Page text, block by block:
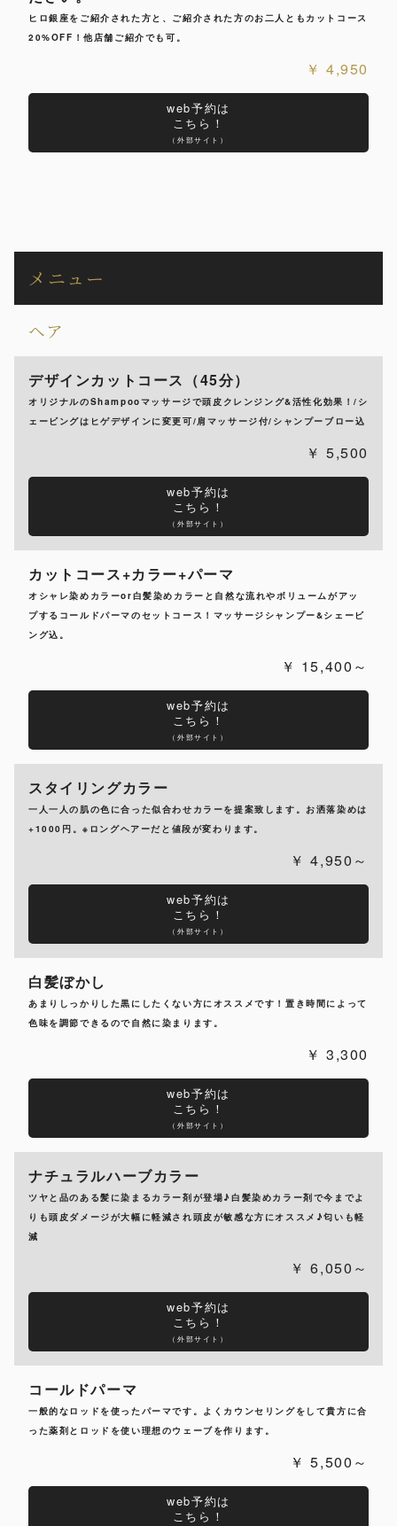
ヒロ銀座をご紹介された方と、ご紹介された方のお二人ともカットコース
20%OFF！他店舗ご紹介でも可。
4,950
web予約は
こちら！
（外部サイト）
メニュー
ヘア
デザインカットコース（45分）
オリジナルのShampooマッサージで頭皮クレンジング&活性化効果！/シ
ェービングはヒゲデザインに変更可/肩マッサージ付/シャンプーブロー込
5,500
web予約は
こちら！
（外部サイト）
カットコース+カラー+パーマ
オシャレ染めカラーor白髪染めカラーと自然な流れやボリュームがアッ
プするコールドパーマのセットコース！マッサージシャンプー&シェービ
ング込。
15,400～
web予約は
こちら！
（外部サイト）
スタイリングカラー
一人一人の肌の色に合った似合わせカラーを提案致します。お洒落染めは
+1000円。※ロングヘアーだと値段が変わります。
4,950～
web予約は
こちら！
（外部サイト）
白髪ぼかし
あまりしっかりした黒にしたくない方にオススメです！置き時間によって
色味を調節できるので自然に染まります。
3,300
web予約は
こちら！
（外部サイト）
ナチュラルハーブカラー
ツヤと品のある髪に染まるカラー剤が登場♪白髪染めカラー剤で今までよ
りも頭皮ダメージが大幅に軽減され頭皮が敏感な方にオススメ♪匂いも軽
減
6,050～
web予約は
こちら！
（外部サイト）
コールドパーマ
一般的なロッドを使ったパーマです。よくカウンセリングをして貴方に合
った薬剤とロッドを使い理想のウェーブを作ります。
5,500～
web予約は
こちら！